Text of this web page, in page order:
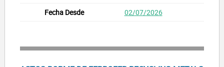
02/07/2026